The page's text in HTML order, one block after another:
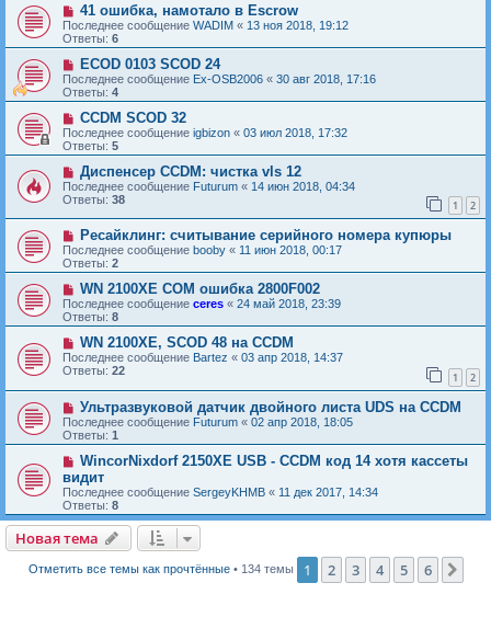
41 ошибка, намотало в Escrow
Последнее сообщение WADIM « 13 ноя 2018, 19:12
Ответы: 6
ECOD 0103 SCOD 24
Последнее сообщение Ex-OSB2006 « 30 авг 2018, 17:16
Ответы: 4
CCDM SCOD 32
Последнее сообщение igbizon « 03 июл 2018, 17:32
Ответы: 5
Диспенсер CCDM: чистка vls 12
Последнее сообщение Futurum « 14 июн 2018, 04:34
Ответы: 38 1 2
Ресайклинг: считывание серийного номера купюры
Последнее сообщение booby « 11 июн 2018, 00:17
Ответы: 2
WN 2100XE COM ошибка 2800F002
Последнее сообщение ceres « 24 май 2018, 23:39
Ответы: 8
WN 2100XE, SCOD 48 на CCDM
Последнее сообщение Bartez « 03 апр 2018, 14:37
Ответы: 22 1 2
Ультразвуковой датчик двойного листа UDS на CCDM
Последнее сообщение Futurum « 02 апр 2018, 18:05
Ответы: 1
WincorNixdorf 2150XE USB - CCDM код 14 хотя кассеты
видит
Последнее сообщение SergeyKHMB « 11 дек 2017, 14:34
Ответы: 8
Новая тема
Новаятема
Отметить все темы как прочтённые• 134 темы 1 2 3 4 5 6